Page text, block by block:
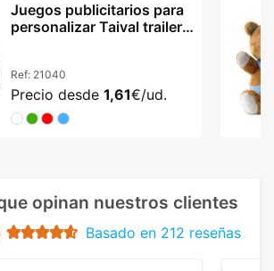
Juegos publicitarios para
personalizar Taival trailer
Ref: 21040
Precio desde 1,61€/ud.
opinan nuestros clientes
Basado en 212 reseñas